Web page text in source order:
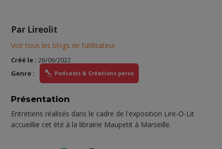
Par Lireolit
Voir tous les blogs de l’utilisateur
Créé le :26/06/2022
Genre :
Podcasts & Créations perso
Présentation
Entretiens réalisés dans le cadre de l'exposition Lire-O-Lit
accueillie cet été à la librairie Maupetit à Marseille.